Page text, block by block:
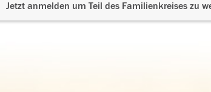
Jetzt anmelden um Teil des Familienkreises zu